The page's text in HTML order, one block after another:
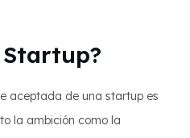
aceptada de una startup es
la ambición como la